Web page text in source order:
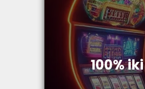
100%